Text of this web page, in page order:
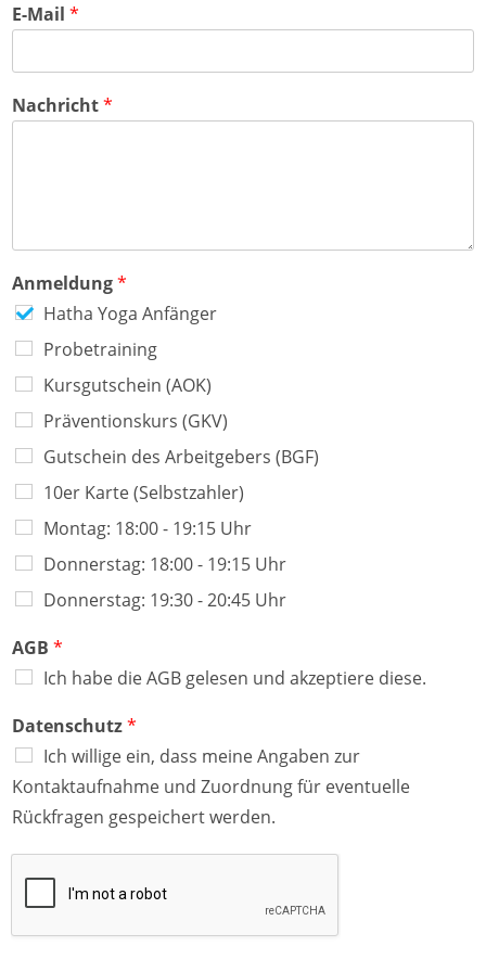
e
E-Mail *
Nachricht*
Anmeldung*
Hatha Yoga Anfänger
Probetraining
Kursgutschein (AOK)
Präventionskurs (GKV)
Gutschein des Arbeitgebers (BGF)
10er Karte (Selbstzahler)
Montag: 18:00 - 19:15 Uhr
Donnerstag: 18:00 - 19:15 Uhr
Donnerstag: 19:30 - 20:45 Uhr
AGB *
Ich habe die AGB gelesen und akzeptiere diese.
Datenschutz*
Ich willige ein, dass meine Angaben zur
Kontaktaufnahme und Zuordnung für eventuelle
Rückfragen gespeichert werden.